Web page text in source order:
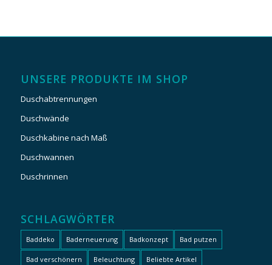
UNSERE PRODUKTE IM SHOP
Duschabtrennungen
Duschwände
Duschkabine nach Maß
Duschwannen
Duschrinnen
SCHLAGWÖRTER
Baddeko Baderneuerung Badkonzept Bad putzen
Bad verschönern Beleuchtung Beliebte Artikel